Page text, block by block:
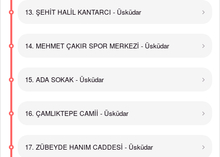
13. ŞEHİT HALİL KANTARCI - Üsküdar
14. MEHMET ÇAKIR SPOR MERKEZİ - Üsküdar
15. ADA SOKAK - Üsküdar
16. ÇAMLIKTEPE CAMİİ - Üsküdar
17. ZÜBEYDE HANIM CADDESİ - Üsküdar